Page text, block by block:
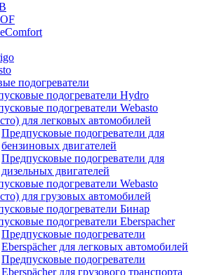
подогреватели
подогреватели Hydro
подогреватели Webasto
для легковых автомобилей
Предпусковые подогреватели для
бензиновых двигателей
Предпусковые подогреватели для
дизельных двигателей
подогреватели Webasto
для грузовых автомобилей
подогреватели Бинар
подогреватели Eberspacher
Предпусковые подогреватели
Eberspächer для легковых автомобилей
Предпусковые подогреватели
Eberspächer для грузового транспорта